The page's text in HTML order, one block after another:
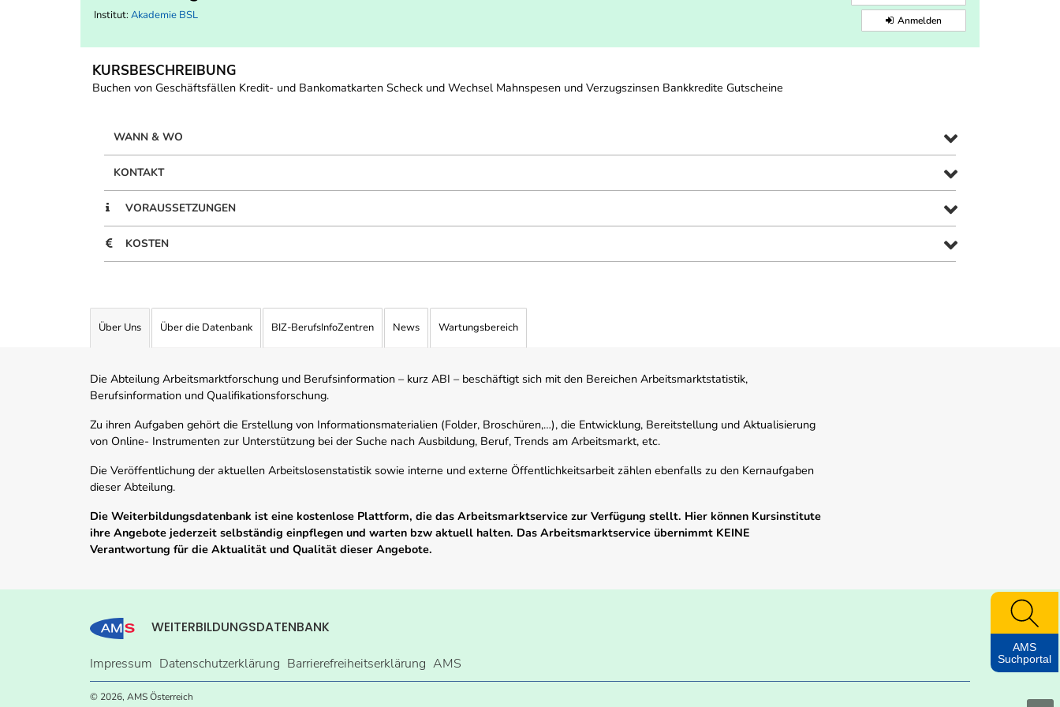
Institut: Akademie BSL Anmelden
KURSBESCHREIBUNG
Buchen von Geschäftsfällen Kredit- und Bankomatkarten Scheck und Wechsel Mahnspesen und Verzugszinsen Bankkredite Gutscheine
WANN & WO
KONTAKT
VORAUSSETZUNGEN
KOSTEN
Über Uns Über die Datenbank BIZ-BerufsInfoZentren News Wartungsbereich
Die Abteilung Arbeitsmarktforschung und Berufsinformation – kurz ABI – beschäftigt sich mit den Bereichen Arbeitsmarktstatistik,
Berufsinformation und Qualifikationsforschung.
Zu ihren Aufgaben gehört die Erstellung von Informationsmaterialien (Folder, Broschüren,…), die Entwicklung, Bereitstellung und Aktualisierung
von Online- Instrumenten zur Unterstützung bei der Suche nach Ausbildung, Beruf, Trends am Arbeitsmarkt, etc.
Die Veröffentlichung der aktuellen Arbeitslosenstatistik sowie interne und externe Öffentlichkeitsarbeit zählen ebenfalls zu den Kernaufgaben
dieser Abteilung.
Die Weiterbildungsdatenbank ist eine kostenlose Plattform, die das Arbeitsmarktservice zur Verfügung stellt. Hier können Kursinstitute
ihre Angebote jederzeit selbständig einpflegen und warten bzw aktuell halten. Das Arbeitsmarktservice übernimmt KEINE
Verantwortung für die Aktualität und Qualität dieser Angebote.
WEITERBILDUNGSDATENBANK
Impressum Datenschutzerklärung Barrierefreiheitserklärung AMS
© 2026, AMS Österreich
AMS
Suchportal